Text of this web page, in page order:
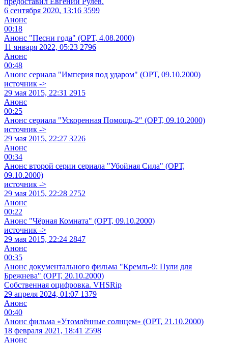
6 сентября 2020, 13:16 3599
Анонс
00:18
Анонс "Песни года" (ОРТ, 4.08.2000)
11 января 2022, 05:23 2796
Анонс
00:48
Анонс сериала "Империя под ударом" (ОРТ, 09.10.2000)
источник ->
29 мая 2015, 22:31 2915
Анонс
00:25
Анонс сериала "Ускоренная Помощь-2" (ОРТ, 09.10.2000)
источник ->
29 мая 2015, 22:27 3226
Анонс
00:34
Анонс второй серии сериала "Убойная Сила" (ОРТ,
09.10.2000)
источник ->
29 мая 2015, 22:28 2752
Анонс
00:22
Анонс "Чёрная Комната" (ОРТ, 09.10.2000)
источник ->
29 мая 2015, 22:24 2847
Анонс
00:35
Анонс документального фильма "Кремль-9: Пули для
Брежнева" (ОРТ, 20.10.2000)
Собственная оцифровка. VHSRip
29 апреля 2024, 01:07 1379
Анонс
00:40
Анонс фильма «Утомлённые солнцем» (ОРТ, 21.10.2000)
18 февраля 2021, 18:41 2598
Анонс